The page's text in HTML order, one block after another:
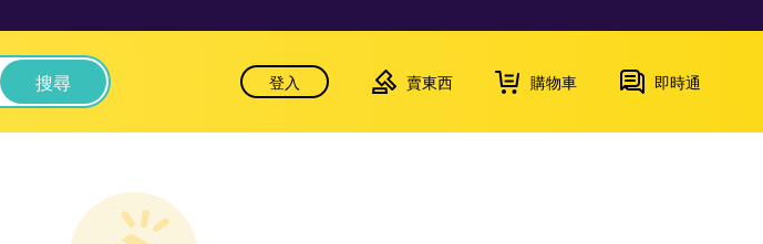
搜尋 登入 賣東西 購物車 即時通